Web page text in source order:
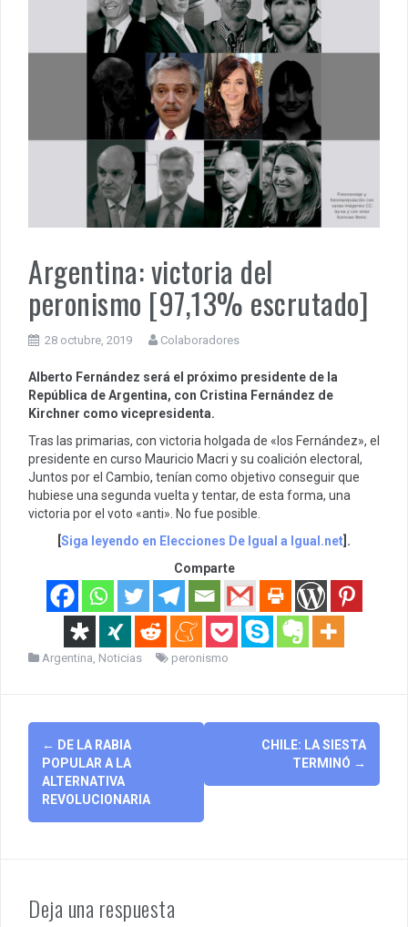
Argentina: victoria del
peronismo [97,13% escrutado]
28 octubre, 2019 Colaboradores
Alberto Fernández será el próximo presidente de la
República de Argentina, con Cristina Fernández de
Kirchner como vicepresidenta.
Tras las primarias, con victoria holgada de «los Fernández», el
presidente en curso Mauricio Macri y su coalición electoral,
Juntos por el Cambio, tenían como objetivo conseguir que
hubiese una segunda vuelta y tentar, de esta forma, una
victoria por el voto «anti». No fue posible.
Siga leyendo en Elecciones De Igual a Igual.net ].
Comparte
Argentina Noticias peronismo
Post
navigation
← DE LA RABIA
POPULAR A LA
ALTERNATIVA
REVOLUCIONARIA
CHILE: LA SIESTA
TERMINÓ →
Deja una respuesta